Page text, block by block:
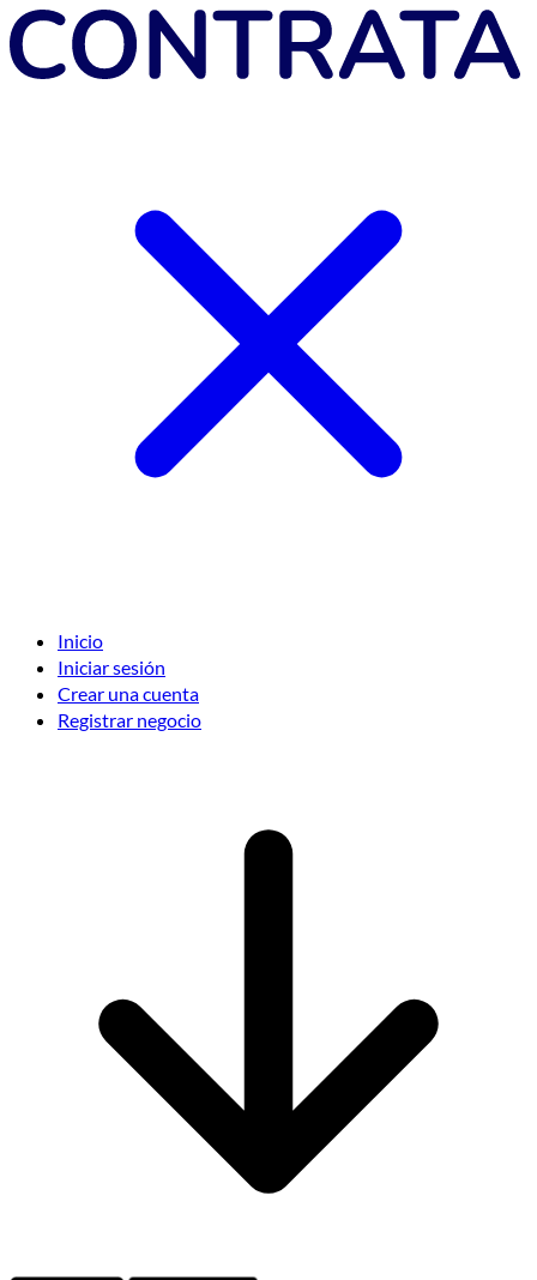
Inicio
Iniciar sesión
Crear una cuenta
Registrar negocio